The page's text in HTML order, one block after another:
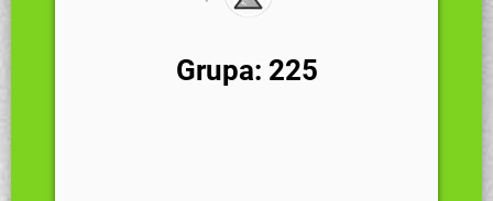
Grupa: 225